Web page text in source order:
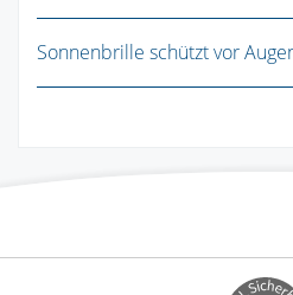
Sonnenbrille schützt vor